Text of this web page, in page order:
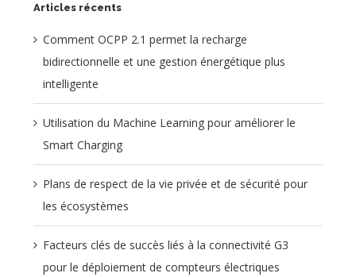
Articles récents
Comment OCPP 2.1 permet la recharge
bidirectionnelle et une gestion énergétique plus
intelligente
Utilisation du Machine Learning pour améliorer le
Smart Charging
Plans de respect de la vie privée et de sécurité pour
les écosystèmes
Facteurs clés de succès liés à la connectivité G3
pour le déploiement de compteurs électriques